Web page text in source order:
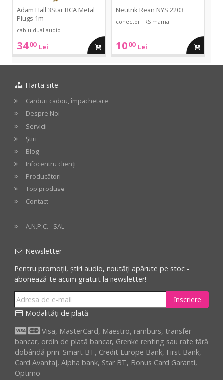
Adam Hall 3Star RCA Metal
Plugs 1m
cablu dual audio
3400 Lei adauga
in
Neutrik Rean NYS 2203
conector TRS mama
1000 Lei adauga
in
Harta site
Carduri cadou, împachetare
Despre Noi
Servicii
Știri
Blog
Infocentru clienți
Producători
Top produse
Contact
A.N.P.C. - SAL
Newsletter
Pentru promoții, știri audio, noutăți apărute pe stoc -
abonează-te acum gratuit la newsletter!
înscriere
Modalități de plată
Visa, MasterCard, Maestro, ramburs, transfer
bancar, ordin de plată bancar, Grenke renting sau rate fără
dobândă prin: Smart BT, Credit Europe Bank, First Bank,
Card Avantaj, Alpha bank, Star BT, Bonus Card Garanti,
Optimo